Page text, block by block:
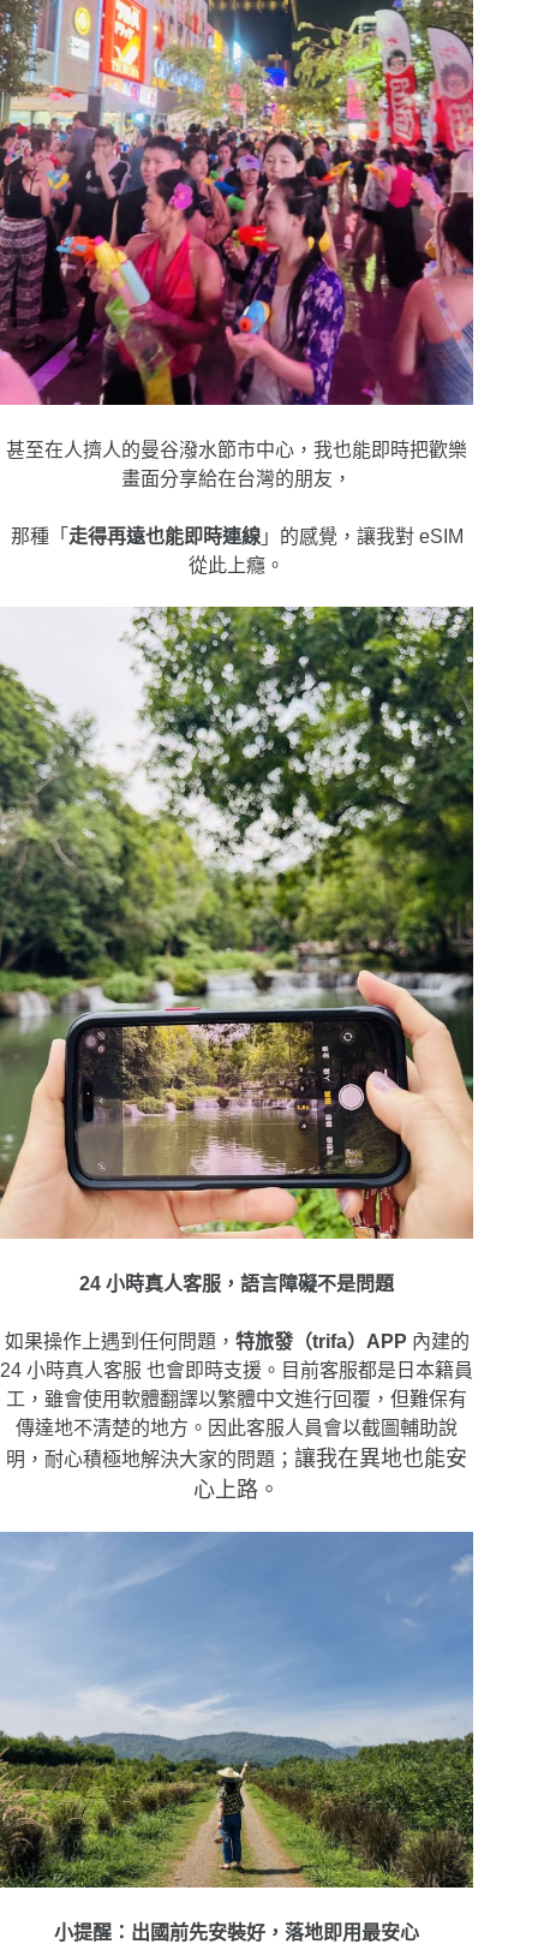
甚至在人擠人的曼谷潑水節市中心，我也能即時把歡樂
畫面分享給在台灣的朋友，
那種「 走得再遠也能即時連線」的感覺，讓我對 eSIM
從此上癮。
24 小時真人客服，語言障礙不是問題
如果操作上遇到任何問題， 特旅發（trifa）APP 內建的
24 小時真人客服 也會即時支援。目前客服都是日本籍員
工，雖會使用軟體翻譯以繁體中文進行回覆，但難保有
傳達地不清楚的地方。因此客服人員會以截圖輔助說
明，耐心積極地解決大家的問題；讓我在異地也能安
心上路。
小提醒：出國前先安裝好，落地即用最安心